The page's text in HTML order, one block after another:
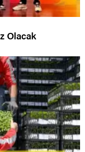
Olacak